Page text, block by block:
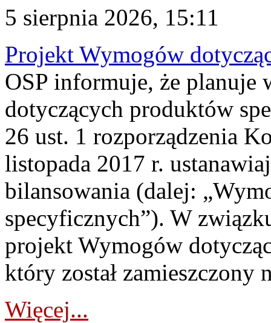
5 sierpnia 2026, 15:11
Projekt Wymogów
OSP informuje, że planuje
dotyczących produktów
26 ust. 1 rozporządzenia
listopada 2017 r.
bilansowania (dalej:
specyficznych”). W
projekt Wymogów
który został zamieszczony
Więcej...